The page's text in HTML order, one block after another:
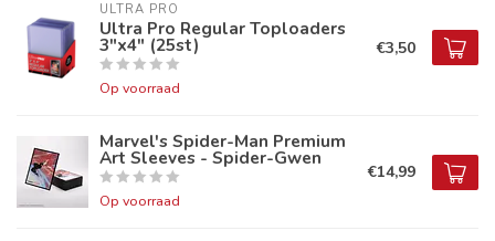
ULTRA PRO
Ultra Pro Regular Toploaders
3"x4" (25st)
Op voorraad
€3,50
Marvel's Spider-Man Premium
Art Sleeves - Spider-Gwen
Op voorraad
€14,99